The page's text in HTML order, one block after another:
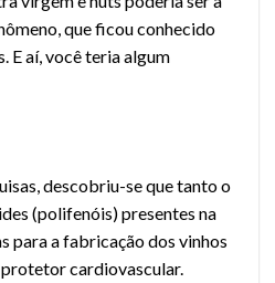
que ficou conhecido
E aí, você teria algum
descobriu-se que tanto o
(polifenóis) presentes na
para a fabricação dos vinhos
cardiovascular.